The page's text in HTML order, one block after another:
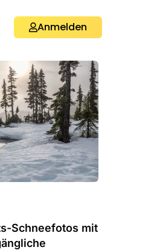
Anmelden
Schneefotos mit